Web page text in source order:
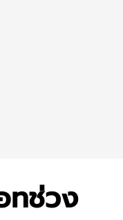
ทช่วง